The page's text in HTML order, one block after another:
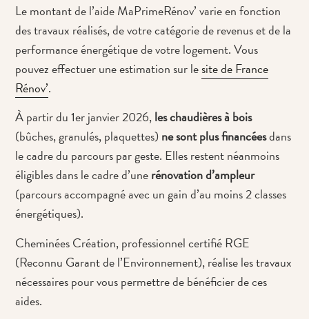
Le montant de l’aide MaPrimeRénov’ varie en fonction
des travaux réalisés, de votre catégorie de revenus et de la
performance énergétique de votre logement. Vous
pouvez effectuer une estimation sur lesite de France
Rénov’.
À partir du 1er janvier 2026,les chaudières à bois
(bûches, granulés, plaquettes)ne sont plus financéesdans
le cadre du parcours par geste. Elles restent néanmoins
éligibles dans le cadre d’unerénovation d’ampleur
(parcours accompagné avec un gain d’au moins 2 classes
énergétiques).
Cheminées Création, professionnel certifié RGE
(Reconnu Garant de l’Environnement), réalise les travaux
nécessaires pour vous permettre de bénéficier de ces
aides.